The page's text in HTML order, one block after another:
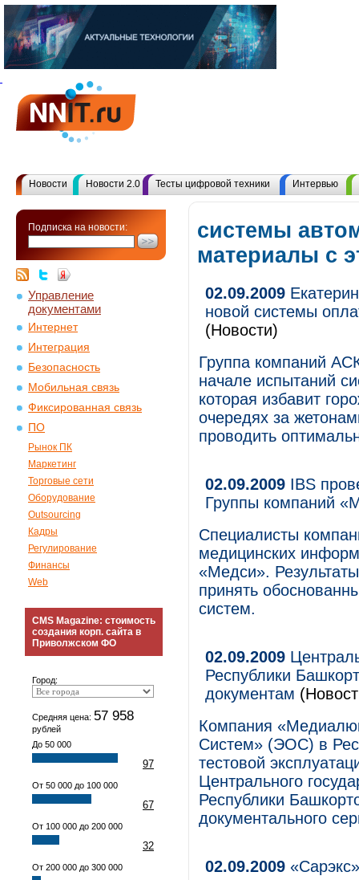
Новости Новости 2.0 Тесты цифровой техники Интервью
Подписка на новости:
Управление
документами
Интернет
Интеграция
Безопасность
Мобильная связь
Фиксированная связь
ПО
Рынок ПК
Маркетинг
Торговые сети
Оборудование
Outsourcing
Кадры
Регулирование
Финансы
Web
CMS Magazine: стоимость
создания корп. сайта в
Приволжском ФО
Город:
Средняя цена: 57 958
рублей
До 50 000
97
От 50 000 до 100 000
67
От 100 000 до 200 000
32
От 200 000 до 300 000
системы
материалы с
02.09.2009
новой системы
(Новости)
Группа компаний
начале испытаний
которая избавит
очередях за
проводить
02.09.2009 IBS
Группы компаний
Специалисты
медицинских
«Медси».
принять
систем.
02.09.2009
Республики
документам
Компания
Систем» (ЭОС) в
тестовой
Центрального
Республики
документального
02.09.2009